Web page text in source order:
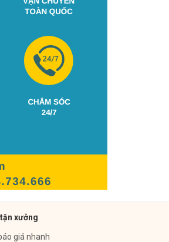
xưởng
giá nhanh